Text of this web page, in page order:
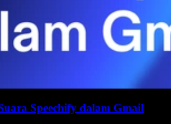
Speechify dalam Gmail